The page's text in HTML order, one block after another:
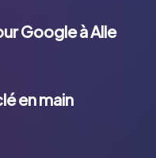
Google à Alle
en main